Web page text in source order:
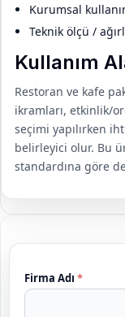
Kurumsal
Teknik ölçü /
Kullanım
Restoran ve kafe
ikramları, etkinlik/
seçimi yapılırken
belirleyici olur. Bu
standardına göre
i
n
Firma Adı *